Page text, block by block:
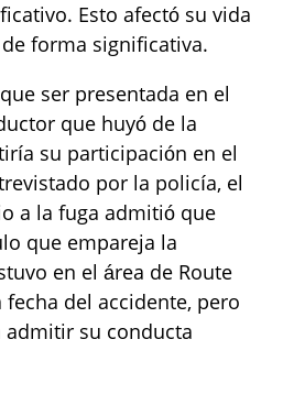
Esto afectó su vida
forma significativa.
ser presentada en el
que huyó de la
su participación en el
por la policía, el
a la fuga admitió que
que empareja la
en el área de Route
fecha del accidente, pero
admitir su conducta